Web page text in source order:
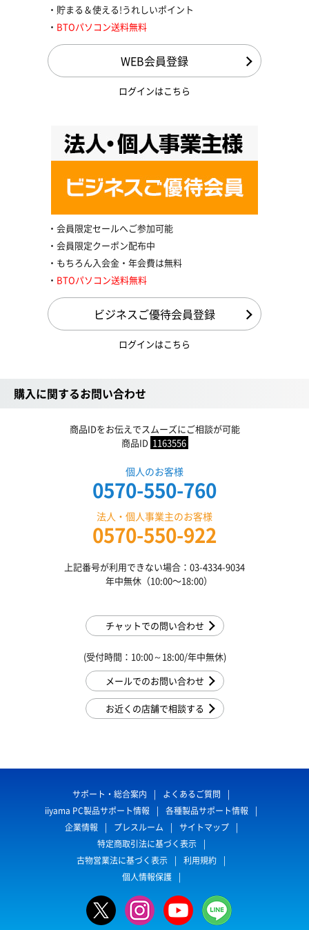
貯まる＆使える!うれしいポイント
BTOパソコン送料無料
WEB会員登録
ログインはこちら
会員限定セールへご参加可能
会員限定クーポン配布中
もちろん入会金・年会費は無料
BTOパソコン送料無料
ビジネスご優待会員登録
ログインはこちら
購入に関するお問い合わせ
商品IDをお伝えでスムーズにご相談が可能
商品ID 1163556
個人のお客様
0570-550-760
法人・個人事業主のお客様
0570-550-922
上記番号が利用できない場合：03-4334-9034
年中無休（10:00〜18:00）
チャットでの問い合わせ
(受付時間：10:00～18:00/年中無休)
メールでのお問い合わせ
お近くの店舗で相談する
サポート・総合案内
よくあるご質問
iiyama PC製品サポート情報
各種製品サポート情報
企業情報
プレスルーム
サイトマップ
特定商取引法に基づく表示
古物営業法に基づく表示
利用規約
個人情報保護